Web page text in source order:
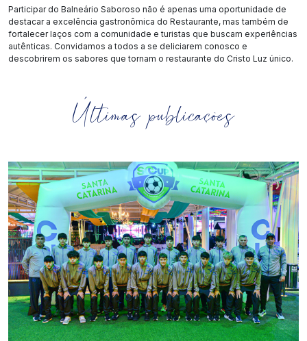
Participar do Balneário Saboroso não é apenas uma oportunidade de
destacar a excelência gastronômica do Restaurante, mas também de
fortalecer laços com a comunidade e turistas que buscam experiências
autênticas. Convidamos a todos a se deliciarem conosco e
descobrirem os sabores que tornam o restaurante do Cristo Luz único.
Últimas publicações